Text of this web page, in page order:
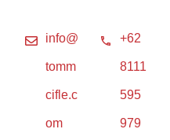
info@
tomm
cifle.c
om
+62
8111
595
979